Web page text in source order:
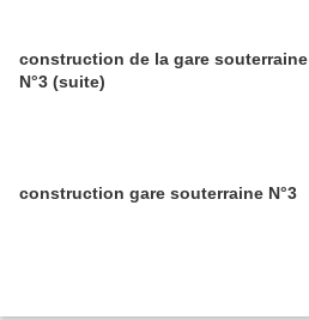
construction de la gare souterraine
N°3 (suite)
construction gare souterraine N°3